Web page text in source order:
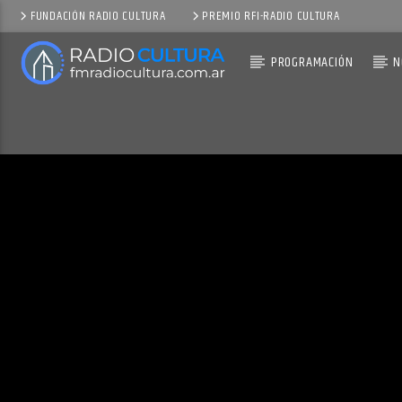
FUNDACIÓN RADIO CULTURA PREMIO RFI-RADIO CULTURA
PROGRAMACIÓN